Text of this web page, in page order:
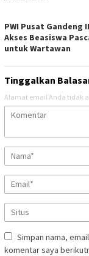
PWI Pusat Gandeng
Akses Beasiswa
untuk Wartawan
Tinggalkan
Alamat email Anda tidak
Simpan nama,
komentar saya